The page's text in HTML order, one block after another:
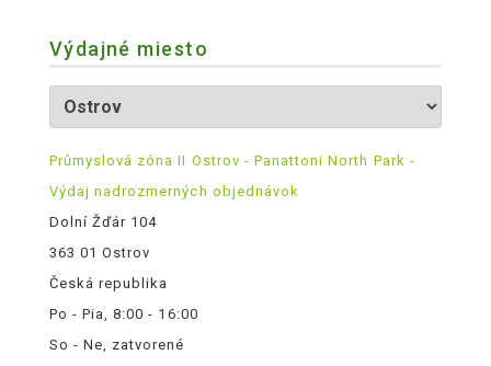
Výdajné miesto
Průmyslová zóna II Ostrov - Panattoni North Park -
Výdaj nadrozmerných objednávok
Dolní Žďár 104
363 01 Ostrov
Česká republika
Po - Pia, 8:00 - 16:00
So - Ne, zatvorené